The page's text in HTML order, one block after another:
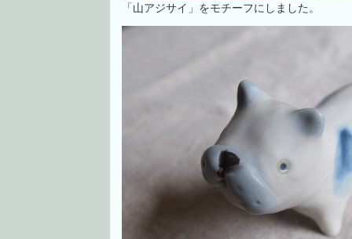
「山アジサイ」をモチーフにしました。